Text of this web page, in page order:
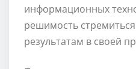
информационных
решимость
результатам в своей